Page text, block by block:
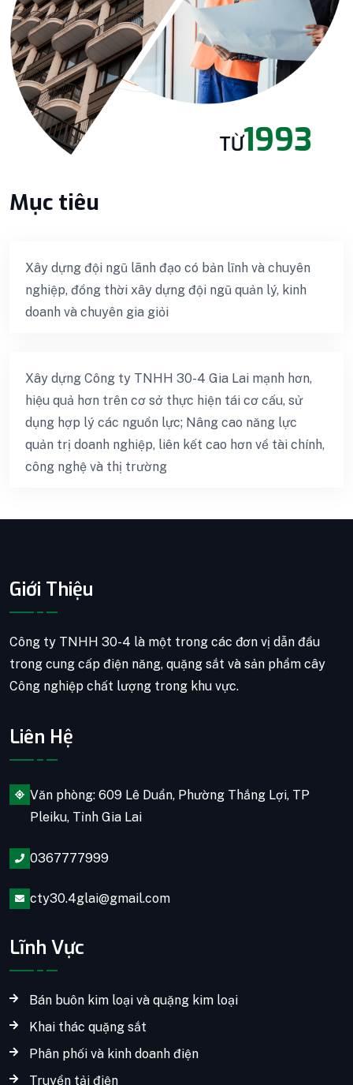
TỪ1993
Mục tiêu
Xây dựng đội ngũ lãnh đạo có bản lĩnh và chuyên
nghiệp, đồng thời xây dựng đội ngũ quản lý, kinh
doanh và chuyên gia giỏi
Xây dựng Công ty TNHH 30-4 Gia Lai mạnh hơn,
hiệu quả hơn trên cơ sở thực hiện tái cơ cấu, sử
dụng hợp lý các nguồn lực; Nâng cao năng lực
quản trị doanh nghiệp, liên kết cao hơn về tài chính,
công nghệ và thị trường
Giới Thiệu
Công ty TNHH 30-4 là một trong các đơn vị dẫn đầu
trong cung cấp điện năng, quặng sắt và sản phẩm cây
Công nghiệp chất lượng trong khu vực.
Liên Hệ
Văn phòng: 609 Lê Duẩn, Phường Thắng Lợi, TP
Pleiku, Tỉnh Gia Lai
0367777999
cty30.4glai@gmail.com
Lĩnh Vực
Bán buôn kim loại và quặng kim loại
Khai thác quặng sắt
Phân phối và kinh doanh điện
Truyền tải điện